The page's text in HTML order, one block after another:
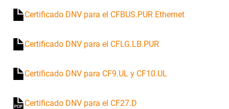
Certificado DNV para el CFBUS.PUR Ethernet
Certificado DNV para el CFLG.LB.PUR
Certificado DNV para CF9.UL y CF10.UL
Certificado DNV para el CF27.D